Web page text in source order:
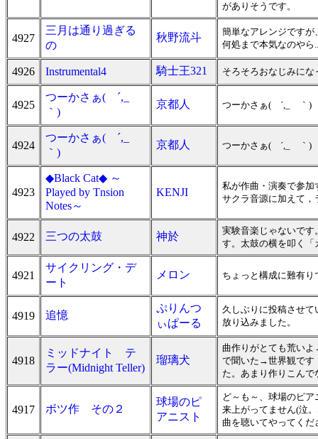
がありそうです。
4927
三月は通り過ぎる
の
秋野流斗
簡単なアレンジです
何処まで本気なのやら
4926 Instrumental4 騎士王321 そろそろおなじみにな
4925
つーかさぁ( ´,_ゝ
｀)
京都人 つーかさぁ( ´,_ゝ｀)
4924
つーかさぁ( ´,_ゝ
｀)
京都人 つーかさぁ( ´,_ゝ｀)
4923
◆Black Cat◆ ～
Played by Tnsion
Notes～
KENJI
私が作曲・演奏で参
サクラ音源に加えて
4922 三つの太鼓 神於
実験音楽じゃないで
す。太鼓の横を叩く
4921
サイクリング・デ
ート
メロン ちょっと構成に難有
4919 追憶
ぷりんつ
ぃぱーる
久しぶりに投稿させ
放り込みました。
4918
ミッドナイト テ
ラー(Midnight Teller)
瑠璃犬
曲作りがとても荒い
で聞いた→世界観です
た。あまり作りこん
4917 ボツ作 その２
球場のピ
アニスト
ど～も～、球場のピ
来上がってません(泣
曲を聴いてやってく